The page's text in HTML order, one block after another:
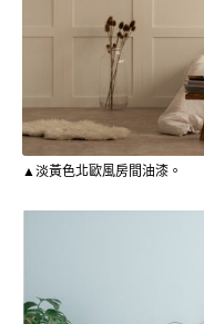
▲淡黃色北歐風房間油漆。